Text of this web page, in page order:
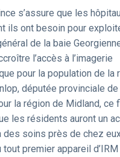
s’assure que les
ils ont besoin pour
de la baie
l’accès à l’imagerie
pour la population de la
députée provinciale
la région de Midland, ce
les résidents auront un
des soins près de chez
tout premier appareil d’IRM